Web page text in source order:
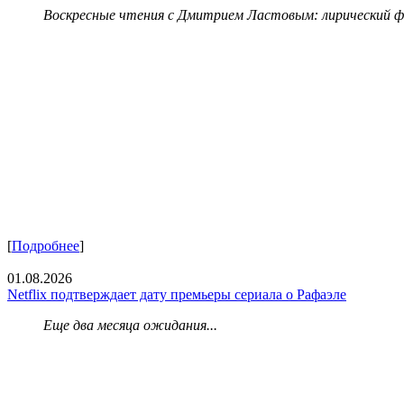
Воскресные чтения с Дмитрием Ластовым: лирический
[Подробнее]
01.08.2026
Netflix подтверждает дату премьеры сериала о Рафаэле
Еще два месяца ожидания...